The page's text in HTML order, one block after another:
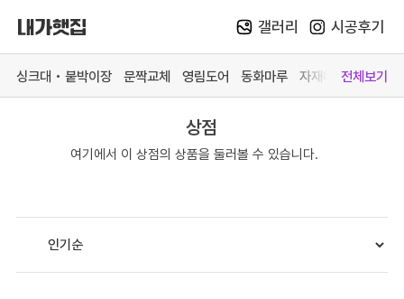
싱크대 • 붙박이장 문짝교체 영림도어 동화마루 자재매장전체보기
Skip
상점
여기에서 이 상점의 상품을 둘러볼 수 있습니다.
갤러리 시공후기
붙박이장
문짝교체
영림 방문
동화 강화마루
스페이
페트